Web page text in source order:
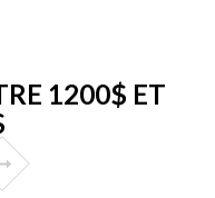
1200$ ET